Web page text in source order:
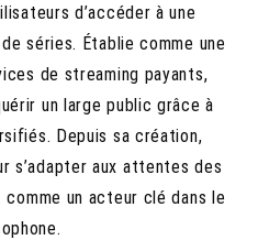
d’accéder à une
séries. Établie comme une
de streaming payants,
un large public grâce à
Depuis sa création,
s’adapter aux attentes des
un acteur clé dans le